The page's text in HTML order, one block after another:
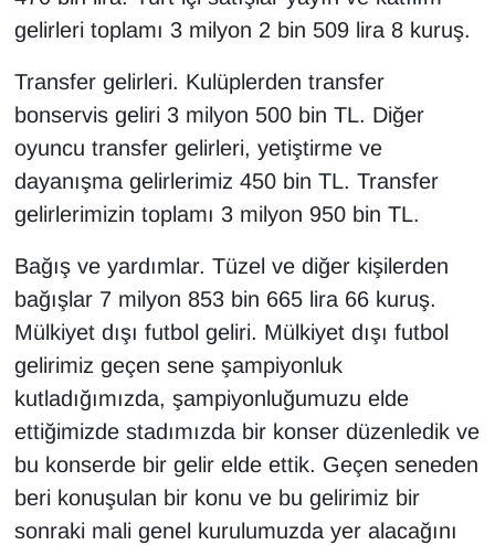
gelirleri toplamı 3 milyon 2 bin 509 lira 8 kuruş.
Transfer gelirleri. Kulüplerden transfer
bonservis geliri 3 milyon 500 bin TL. Diğer
oyuncu transfer gelirleri, yetiştirme ve
dayanışma gelirlerimiz 450 bin TL. Transfer
gelirlerimizin toplamı 3 milyon 950 bin TL.
Bağış ve yardımlar. Tüzel ve diğer kişilerden
bağışlar 7 milyon 853 bin 665 lira 66 kuruş.
Mülkiyet dışı futbol geliri. Mülkiyet dışı futbol
gelirimiz geçen sene şampiyonluk
kutladığımızda, şampiyonluğumuzu elde
ettiğimizde stadımızda bir konser düzenledik ve
bu konserde bir gelir elde ettik. Geçen seneden
beri konuşulan bir konu ve bu gelirimiz bir
sonraki mali genel kurulumuzda yer alacağını